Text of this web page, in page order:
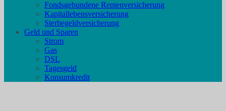
Fondsgebundene Rentenversicherung
Kapitallebensversicherung
Sterbegeldversicherung
Geld und Sparen
Strom
Gas
DSL
Tagesgeld
Konsumkredit